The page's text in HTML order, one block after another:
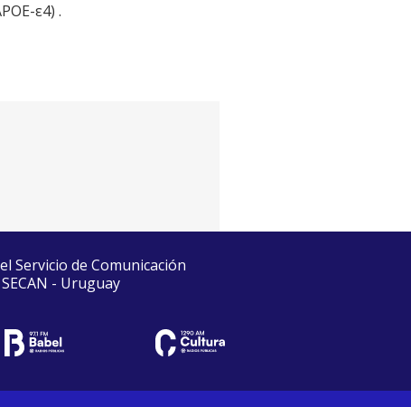
ε4) .
Servicio de Comunicación
- Uruguay